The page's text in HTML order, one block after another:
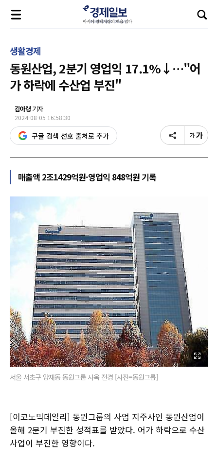
생활경제
동원산업, 2분기 영업익 17.1%↓…"어
가 하락에 수산업 부진"
김아령 기자
2024-08-05 16:58:30
구글 검색 선호 출처로 추가
매출액 2조1429억원·영업익 848억원 기록
서울 서초구 양재동 동원그룹 사옥 전경 [사진=동원그룹]
[이코노믹데일리] 동원그룹의 사업 지주사인 동원산업이
올해 2분기 부진한 성적표를 받았다. 어가 하락으로 수산
사업이 부진한 영향이다.